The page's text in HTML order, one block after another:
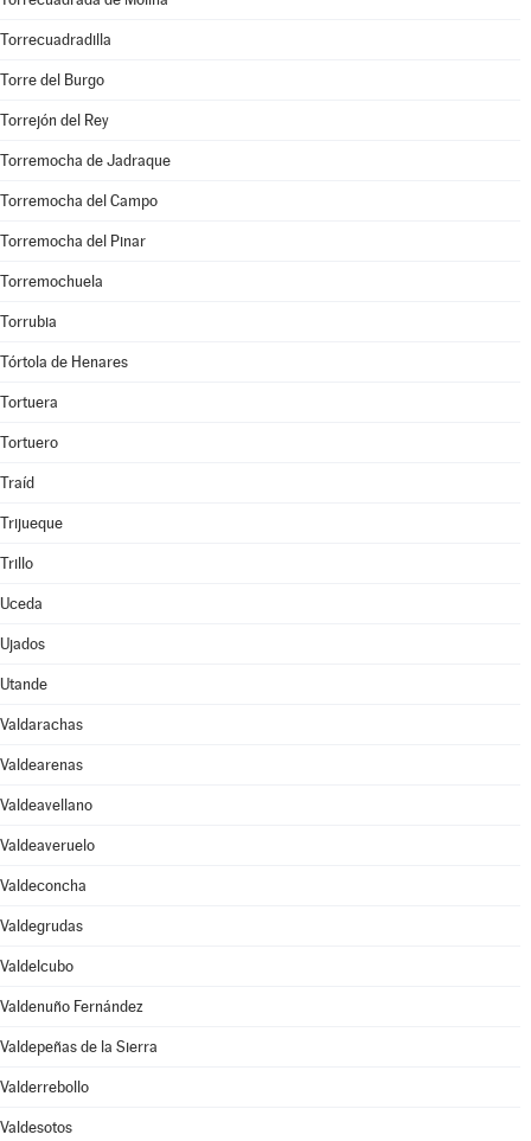
Torrecuadradilla
Torre del Burgo
Torrejón del Rey
Torremocha de Jadraque
Torremocha del Campo
Torremocha del Pinar
Torremochuela
Torrubia
Tórtola de Henares
Tortuera
Tortuero
Traíd
Trijueque
Trillo
Uceda
Ujados
Utande
Valdarachas
Valdearenas
Valdeavellano
Valdeaveruelo
Valdeconcha
Valdegrudas
Valdelcubo
Valdenuño Fernández
Valdepeñas de la Sierra
Valderrebollo
Valdesotos